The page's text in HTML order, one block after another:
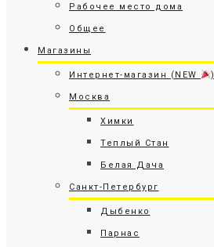
Рабочее место дома
Общее
Магазины
Интернет-магазин (NEW )
Москва
Химки
Теплый Стан
Белая Дача
Санкт-Петербург
Дыбенко
Парнас